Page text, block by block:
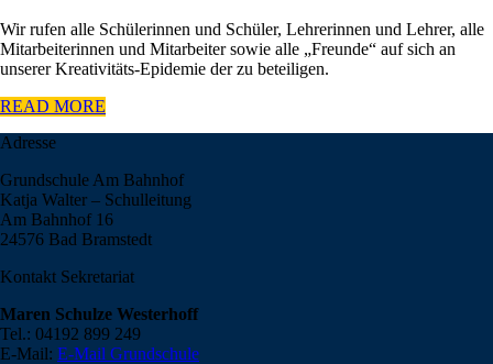
Wir rufen alle Schülerinnen und Schüler, Lehrerinnen und Lehrer, alle
Mitarbeiterinnen und Mitarbeiter sowie alle „Freunde“ auf sich an
unserer Kreativitäts-Epidemie der zu beteiligen.
READ MORE
Adresse
Grundschule Am Bahnhof
Katja Walter – Schulleitung
Am Bahnhof 16
24576 Bad Bramstedt
Kontakt Sekretariat
Maren Schulze Westerhoff
Tel.: 04192 899 249
E-Mail: E-Mail Grundschule